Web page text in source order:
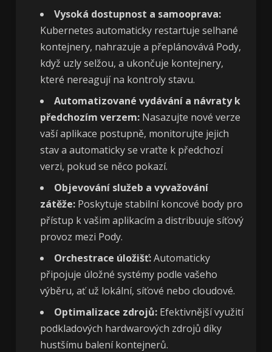
Vysoká dostupnost a samooprava:
Kubernetes automaticky restartuje selhané
kontejnery, nahrazuje a přeplánovává Pody,
když uzly selžou, a ukončuje kontejnery,
které nereagují na kontroly stavu.
Automatizované vydávání a návraty k
předchozím verzem: Nasazujte nové verze
vaší aplikace postupně, monitorujte jejich
stav a automaticky se vraťte k předchozí
verzi, pokud se něco pokazí.
Objevování služeb a vyvažování
zátěže: Poskytuje stabilní koncové body pro
přístup k vašim aplikacím a distribuuje síťový
provoz mezi Pody.
Orchestrace úložišť:Automaticky
připojuje úložné systémy podle vašeho
výběru, ať už lokální, síťové nebo cloudové.
Optimalizace zdrojů: Efektivnější využití
podkladových hardwarových zdrojů díky
hustšímu balení kontejnerů.